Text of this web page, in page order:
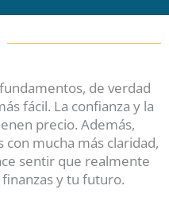
de verdad
fácil. La confianza y la
precio. Además,
mucha más claridad,
sentir que realmente
y tu futuro.